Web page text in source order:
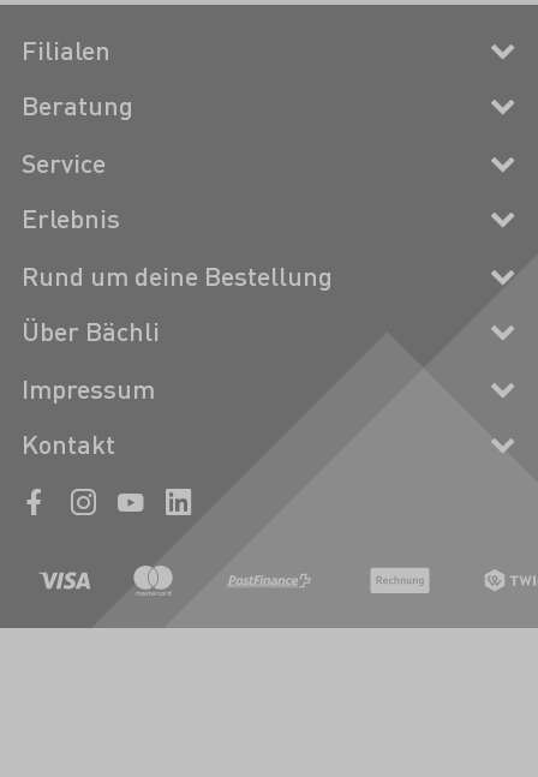
Filialen
Beratung
Service
Erlebnis
Rund um deine Bestellung
Über Bächli
Impressum
Kontakt